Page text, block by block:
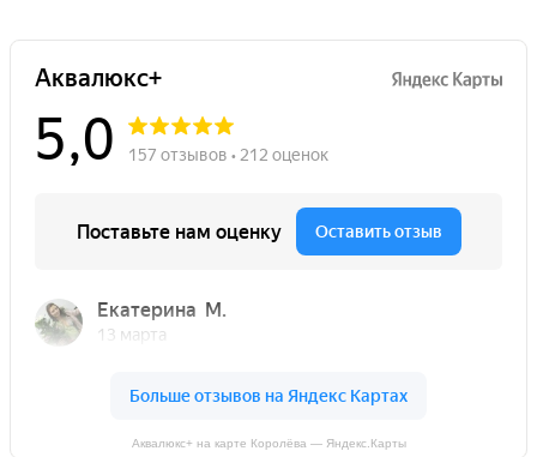
Аквалюкс+ на карте Королёва — Яндекс.Карты